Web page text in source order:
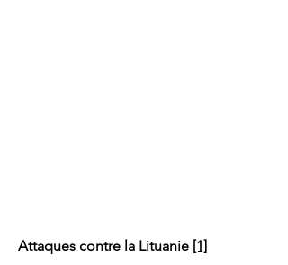
Attaques contre la Lituanie [1]